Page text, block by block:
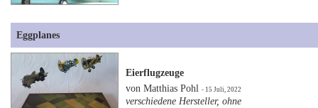
Eggplanes
Eierflugzeuge
von Matthias Pohl- 15 Juli, 2022
verschiedene Hersteller, ohne